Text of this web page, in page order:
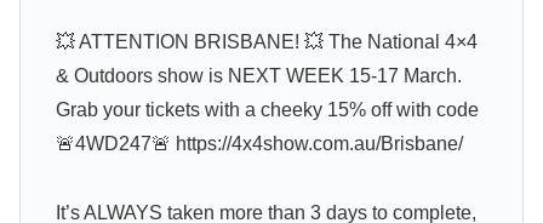
💥 ATTENTION BRISBANE! 💥 The National 4×4
& Outdoors show is NEXT WEEK 15-17 March.
Grab your tickets with a cheeky 15% off with code
🚨4WD247🚨 https://4x4show.com.au/Brisbane/
It’s ALWAYS taken more than 3 days to complete,